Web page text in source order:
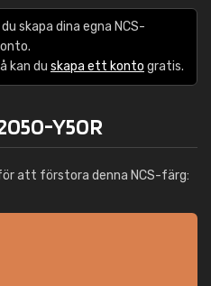
skapa dina egna NCS-
kan du skapa ett konto gratis.
Y50R
att förstora denna NCS-färg: